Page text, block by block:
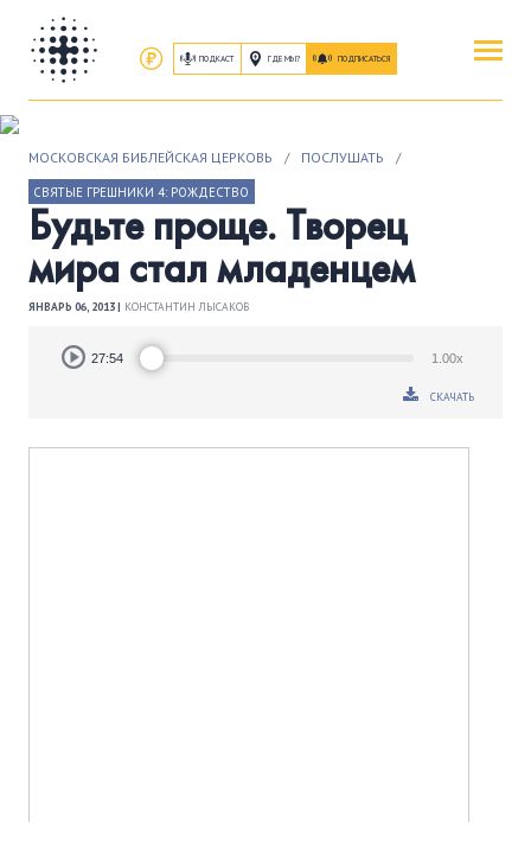
ПОДКАСТ ГДЕ МЫ? ПОДПИСАТЬСЯ
ОБ ИИСУСЕ ХРИСТЕ
ПОСЕТИТЬ
КАК ПРОЕХАТЬ|О ЦЕРКВИ
ПРИСОЕДИНИТЬСЯ
ПОСЛУШАТЬ
МОСКОВСКАЯ БИБЛЕЙСКАЯ ЦЕРКОВЬ / ПОСЛУШАТЬ /
СВЯТЫЕ ГРЕШНИКИ 4: РОЖДЕСТВО
Будьте проще. Творец
мира стал младенцем
ЯНВАРЬ 06, 2013 | КОНСТАНТИН ЛЫСАКОВ
Audio
Player27:54 1.00x
СКАЧАТЬ